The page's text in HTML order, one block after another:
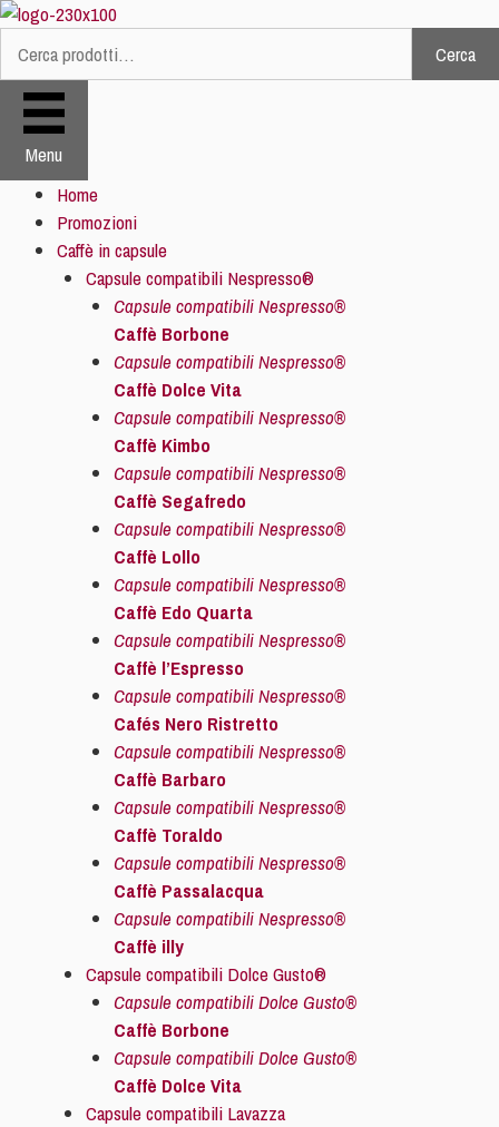
Vai
contenuto
Cerca: Cerca
Menu
Home
Promozioni
Caffè in capsule
Capsule compatibili Nespresso®
Capsule compatibili Nespresso®
Caffè Borbone
Capsule compatibili Nespresso®
Caffè Dolce Vita
Capsule compatibili Nespresso®
Caffè Kimbo
Capsule compatibili Nespresso®
Caffè Segafredo
Capsule compatibili Nespresso®
Caffè Lollo
Capsule compatibili Nespresso®
Caffè Edo Quarta
Capsule compatibili Nespresso®
Caffè l’Espresso
Capsule compatibili Nespresso®
Cafés Nero Ristretto
Capsule compatibili Nespresso®
Caffè Barbaro
Capsule compatibili Nespresso®
Caffè Toraldo
Capsule compatibili Nespresso®
Caffè Passalacqua
Capsule compatibili Nespresso®
Caffè illy
Capsule compatibili Dolce Gusto®
Capsule compatibili Dolce Gusto®
Caffè Borbone
Capsule compatibili Dolce Gusto®
Caffè Dolce Vita
Capsule compatibili Lavazza